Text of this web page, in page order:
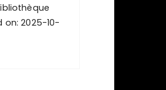
on: 2025-10-